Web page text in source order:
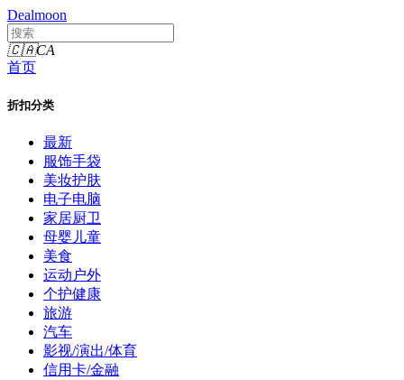
Dealmoon
🇨🇦CA
首页
折扣分类
最新
服饰手袋
美妆护肤
电子电脑
家居厨卫
母婴儿童
美食
运动户外
个护健康
旅游
汽车
影视/演出/体育
信用卡/金融